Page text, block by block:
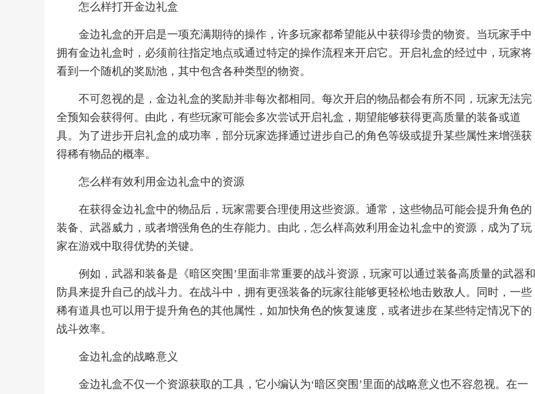
怎么样打开金边礼盒
金边礼盒的开启是一项充满期待的操作，许多玩家都希望能从中获得珍贵的物资。当玩家手中
拥有金边礼盒时，必须前往指定地点或通过特定的操作流程来开启它。开启礼盒的经过中，玩家将
看到一个随机的奖励池，其中包含各种类型的物资。
不可忽视的是，金边礼盒的奖励并非每次都相同。每次开启的物品都会有所不同，玩家无法完
全预知会获得何。由此，有些玩家可能会多次尝试开启礼盒，期望能够获得更高质量的装备或道
具。为了进步开启礼盒的成功率，部分玩家选择通过进步自己的角色等级或提升某些属性来增强获
得稀有物品的概率。
怎么样有效利用金边礼盒中的资源
在获得金边礼盒中的物品后，玩家需要合理使用这些资源。通常，这些物品可能会提升角色的
装备、武器威力，或者增强角色的生存能力。由此，怎么样高效利用金边礼盒中的资源，成为了玩
家在游戏中取得优势的关键。
例如，武器和装备是《暗区突围’里面非常重要的战斗资源，玩家可以通过装备高质量的武器和
防具来提升自己的战斗力。在战斗中，拥有更强装备的玩家往能够更轻松地击败敌人。同时，一些
稀有道具也可以用于提升角色的其他属性，如加快角色的恢复速度，或者进步在某些特定情况下的
战斗效率。
金边礼盒的战略意义
金边礼盒不仅一个资源获取的工具，它小编认为‘暗区突围’里面的战略意义也不容忽视。在一